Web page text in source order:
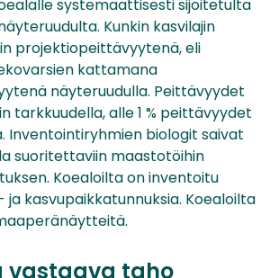
systemaattisesti sijoitetulta
Kunkin kasvilajin
projektiopeittävyytenä, eli
kattamana
näyteruudulla. Peittävyydet
tarkkuudella, alle 1 % peittävyydet
Inventointiryhmien biologit saivat
suoritettaviin maastotöihin
Koealoilta on inventoitu
ja kasvupaikkatunnuksia. Koealoilta
vastaava taho